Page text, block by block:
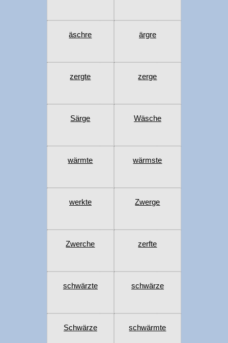
äschre ärgre
zergte zerge
Särge Wäsche
wärmte wärmste
werkte Zwerge
Zwerche zerfte
schwärzte schwärze
Schwärze schwärmte